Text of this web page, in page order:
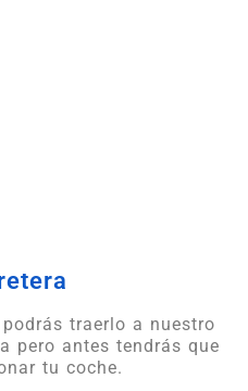
traerlo a nuestro
pero antes tendrás que
tu coche.